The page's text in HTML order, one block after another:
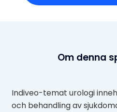
Om denna
Indiveo-temat urologi
och behandling av